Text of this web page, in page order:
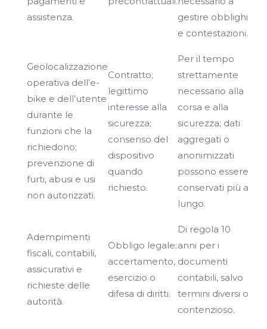
assistenza.
gestire obblighi
e contestazioni.
Geolocalizzazione
operativa dell’e-
bike e dell’utente
durante le
funzioni che la
richiedono;
prevenzione di
furti, abusi e usi
non autorizzati.
Contratto;
legittimo
interesse alla
sicurezza;
consenso del
dispositivo
quando
richiesto.
Per il tempo
strettamente
necessario alla
corsa e alla
sicurezza; dati
aggregati o
anonimizzati
possono essere
conservati più a
lungo.
Adempimenti
fiscali, contabili,
assicurativi e
richieste delle
autorità.
Obbligo legale;
accertamento,
esercizio o
difesa di diritti.
Di regola 10
anni per i
documenti
contabili, salvo
termini diversi o
contenzioso.